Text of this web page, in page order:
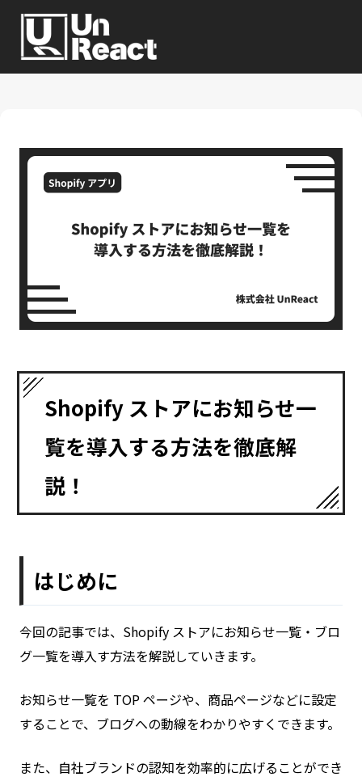
Shopify ストアにお知らせ一
覧を導入する方法を徹底解
説！
はじめに
今回の記事では、Shopify ストアにお知らせ一覧・ブロ
グ一覧を導入す方法を解説していきます。
お知らせ一覧を TOP ページや、商品ページなどに設定
することで、ブログへの動線をわかりやすくできます。
また、自社ブランドの認知を効率的に広げることができ